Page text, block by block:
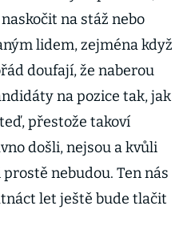
na stáž nebo
lidem, zejména když
doufají, že naberou
na pozice tak, jak
přestože takoví
došli, nejsou a kvůli
nebudou. Ten nás
let ještě bude tlačit